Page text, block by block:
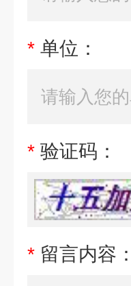
* 单位：
* 验证码：
* 留言内容：